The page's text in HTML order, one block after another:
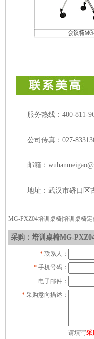
服务热线：400-811-
公司传真：027-
邮箱：
地址：武汉市硚口区
MG-PXZ04培训桌椅|培训桌椅
采购：培训桌椅MG-
* 联系人：
* 手机号码：
电子邮件：
* 采购意向描述：
请填写采